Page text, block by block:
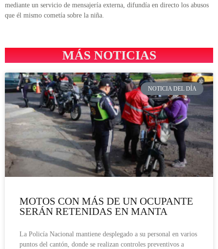
mediante un servicio de mensajería externa, difundía en directo los abusos
que él mismo cometía sobre la niña.
MÁS NOTICIAS
NOTICIA DEL DÍA
MOTOS CON MÁS DE UN OCUPANTE
SERÁN RETENIDAS EN MANTA
La Policía Nacional mantiene desplegado a su personal en varios
puntos del cantón, donde se realizan controles preventivos a